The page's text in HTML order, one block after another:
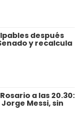
después
y recalcula
a las 20.30:
Messi, sin